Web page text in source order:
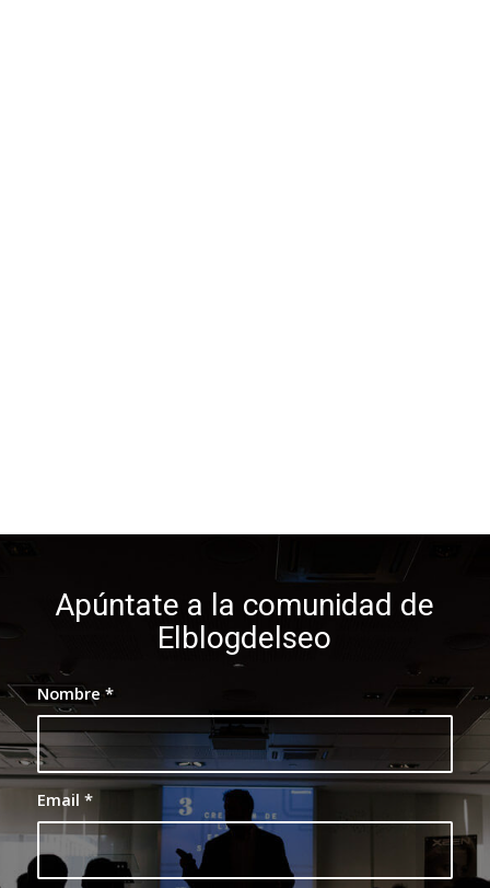
Apúntate a la comunidad de
Elblogdelseo
Nombre*
Email *